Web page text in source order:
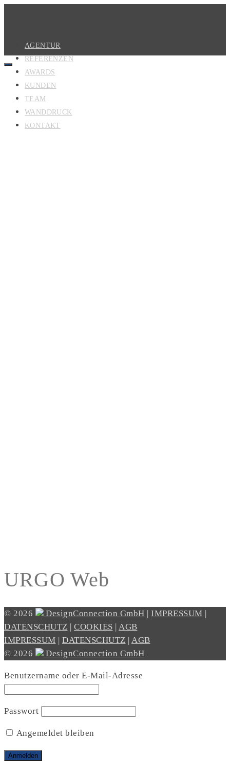
AGENTUR
REFERENZEN
AWARDS
KUNDEN
TEAM
WANDDRUCK
KONTAKT
URGO Web
© 2026 DesignConnection GmbH IMPRESSUM
DATENSCHUTZ
COOKIES
AGB
IMPRESSUM
DATENSCHUTZ
AGB
© 2026
DesignConnection GmbH
Benutzername oder E-Mail-Adresse
Passwort
Angemeldet bleiben